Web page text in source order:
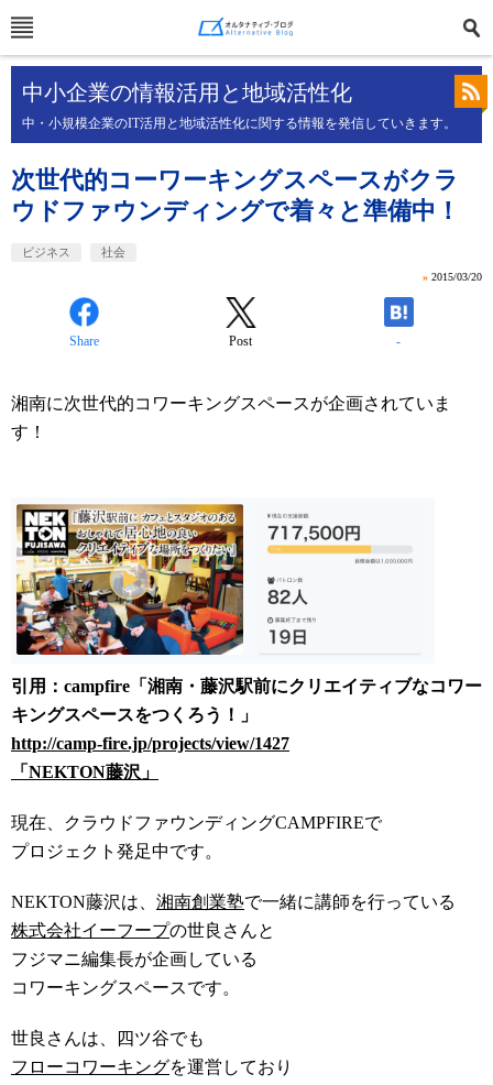
中小企業の情報活用と地域活性化
中・小規模企業のIT活用と地域活性化に関する情報を発信していきます。
次世代的コーワーキングスペースがクラ
ウドファウンディングで着々と準備中！
ビジネス 社会
» 2015/03/20
Share Post -
湘南に次世代的コワーキングスペースが企画されていま
す！
引用：campfire「湘南・藤沢駅前にクリエイティブなコワー
キングスペースをつくろう！」
http://camp-fire.jp/projects/view/1427
「NEKTON藤沢」
現在、クラウドファウンディングCAMPFIREで
プロジェクト発足中です。
NEKTON藤沢は、 湘南創業塾で一緒に講師を行っている
株式会社イーフープの世良さんと
フジマニ編集長が企画している
コワーキングスペースです。
世良さんは、四ツ谷でも
フローコワーキングを運営しており